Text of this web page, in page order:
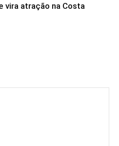
vira atração na Costa